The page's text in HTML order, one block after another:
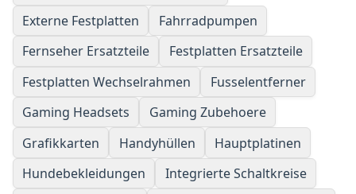
Externe Festplatten
Fahrradpumpen
Fernseher Ersatzteile
Festplatten Ersatzteile
Festplatten Wechselrahmen
Fusselentferner
Gaming Headsets
Gaming Zubehoere
Grafikkarten
Handyhüllen
Hauptplatinen
Hundebekleidungen
Integrierte Schaltkreise